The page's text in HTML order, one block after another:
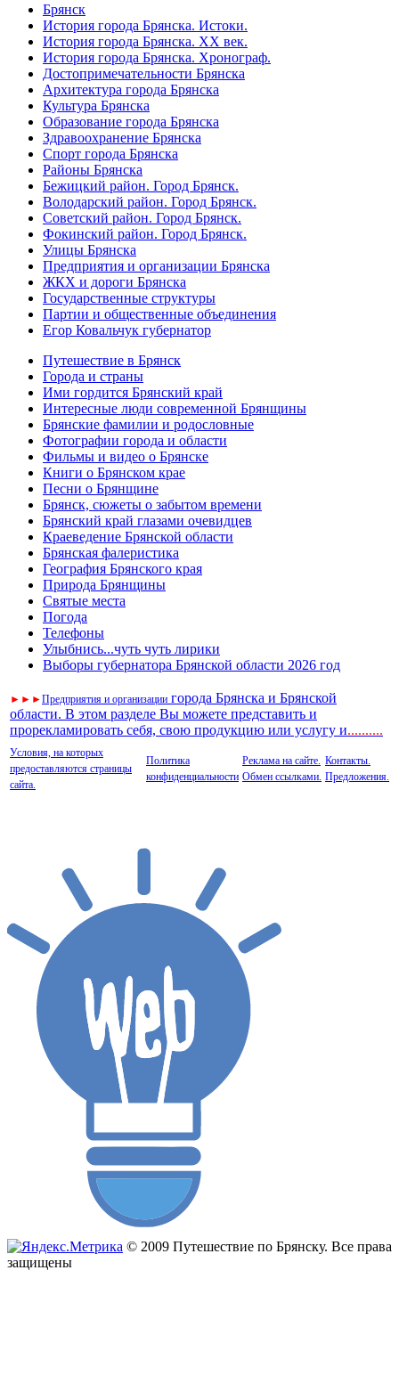
Брянск
История города Брянска. Истоки.
История города Брянска. XX век.
История города Брянска. Хронограф.
Достопримечательности Брянска
Архитектура города Брянска
Культура Брянска
Образование города Брянска
Здравоохранение Брянска
Спорт города Брянска
Районы Брянска
Бежицкий район. Город Брянск.
Володарский район. Город Брянск.
Советский район. Город Брянск.
Фокинский район. Город Брянск.
Улицы Брянска
Предприятия и организации Брянска
ЖКХ и дороги Брянска
Государственные структуры
Партии и общественные объединения
Егор Ковальчук губернатор
Путешествие в Брянск
Города и страны
Ими гордится Брянский край
Интересные люди современной Брянщины
Брянские фамилии и родословные
Фотографии города и области
Фильмы и видео о Брянске
Книги о Брянском крае
Песни о Брянщине
Брянск, сюжеты о забытом времени
Брянский край глазами очевидцев
Краеведение Брянской области
Брянская фалеристика
География Брянского края
Природа Брянщины
Святые места
Погода
Телефоны
Улыбнись...чуть чуть лирики
Выборы губернатора Брянской области 2026 год
► ► ►Предприятия и организации города Брянска и Брянской
области. В этом разделе Вы можете представить и
прорекламировать себя, свою продукцию или услугу и..........
Условия, на которых
предоставляются страницы
сайта.
Политика
конфиденциальности
Реклама на сайте.
Обмен ссылками.
Контакты.
Предложения.
© 2009 Путешествие по Брянску. Все права
защищены